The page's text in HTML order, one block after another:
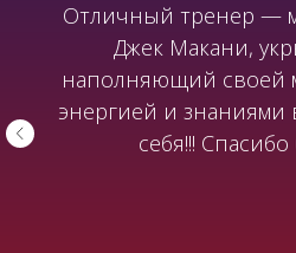
Отличный тренер —
Джек Макани,
наполняющий своей
энергией и знаниями
себя!!!